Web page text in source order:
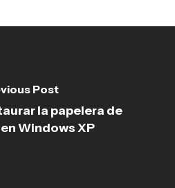
Post
la papelera de
Windows XP